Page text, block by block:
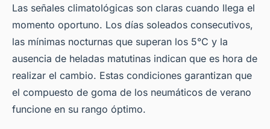
Las señales climatológicas son claras cuando llega el
momento oportuno. Los días soleados consecutivos,
las mínimas nocturnas que superan los 5°C y la
ausencia de heladas matutinas indican que es hora de
realizar el cambio. Estas condiciones garantizan que
el compuesto de goma de los neumáticos de verano
funcione en su rango óptimo.